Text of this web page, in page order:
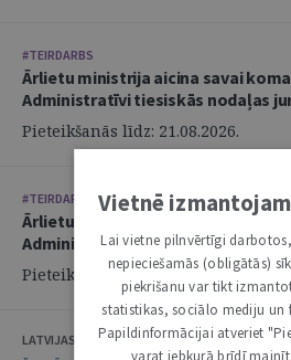
#TEIRDARBS
Ārlietu ministrija aicina savai
Administratīvi tiesiskās nodaļas
Pieteikšanās līdz: 21.08.2026.
#TEIRDARBS
Ārlietu ministrija aicina savai
Administratīvi tiesiskās nodaļas
Pieteikšanās līdz: 21.08.2026.
LATVIJAS ZVĒRINĀTU ADVOKĀTU PADOME
Vietnē
Lai vietne pilnvērtīgi
nepieciešamās (obligātās)
piekrišanu var tikt
statistikas, sociālo mediju un
Papildinformācijai atveriet
varat jebkurā brīdī